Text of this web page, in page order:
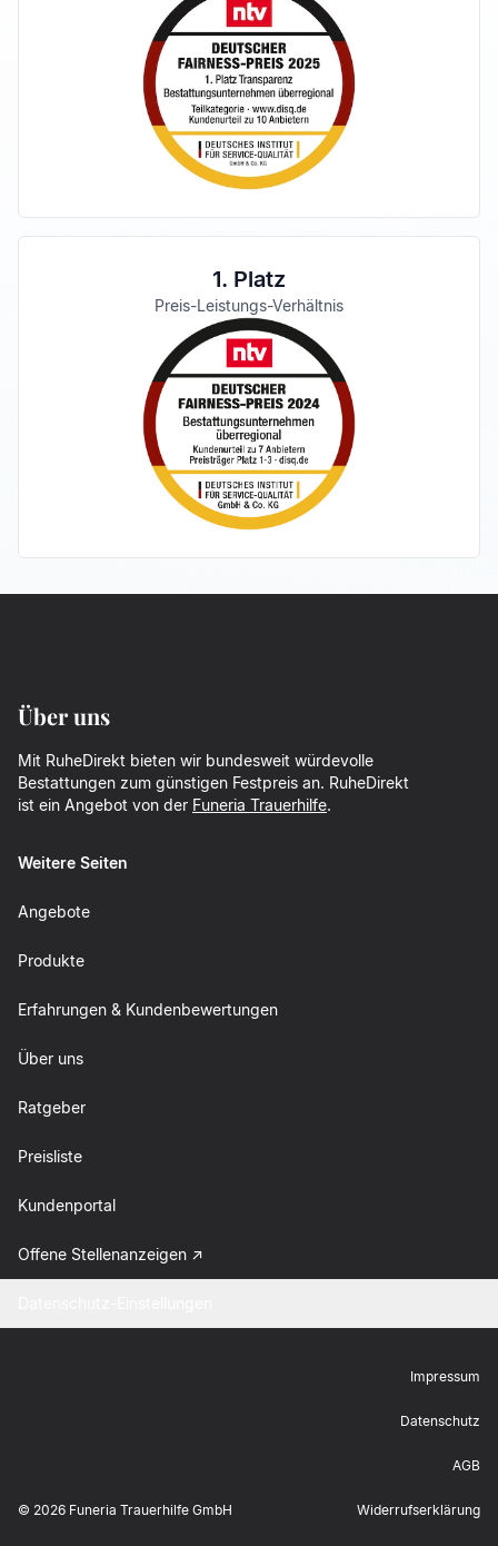
1. Platz
Preis-Leistungs-Verhältnis
Über uns
Mit RuheDirekt bieten wir bundesweit würdevolle
Bestattungen zum günstigen Festpreis an. RuheDirekt
ist ein Angebot von der Funeria Trauerhilfe.
Weitere Seiten
Angebote
Produkte
Erfahrungen & Kundenbewertungen
Über uns
Ratgeber
Preisliste
Kundenportal
Offene Stellenanzeigen
© 2026 Funeria Trauerhilfe GmbH
Impressum
Datenschutz
AGB
Widerrufserklärung